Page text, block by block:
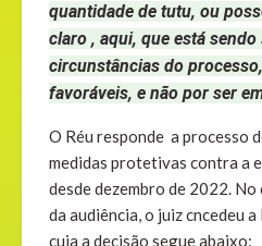
quantidade de tutu, ou
claro , aqui, que está
circunstâncias do
favoráveis, e não por ser
O Réu responde a processo
medidas protetivas contra a
desde dezembro de 2022.
da audiência, o juiz cncedeu
cuja a decisão segue abaixo: